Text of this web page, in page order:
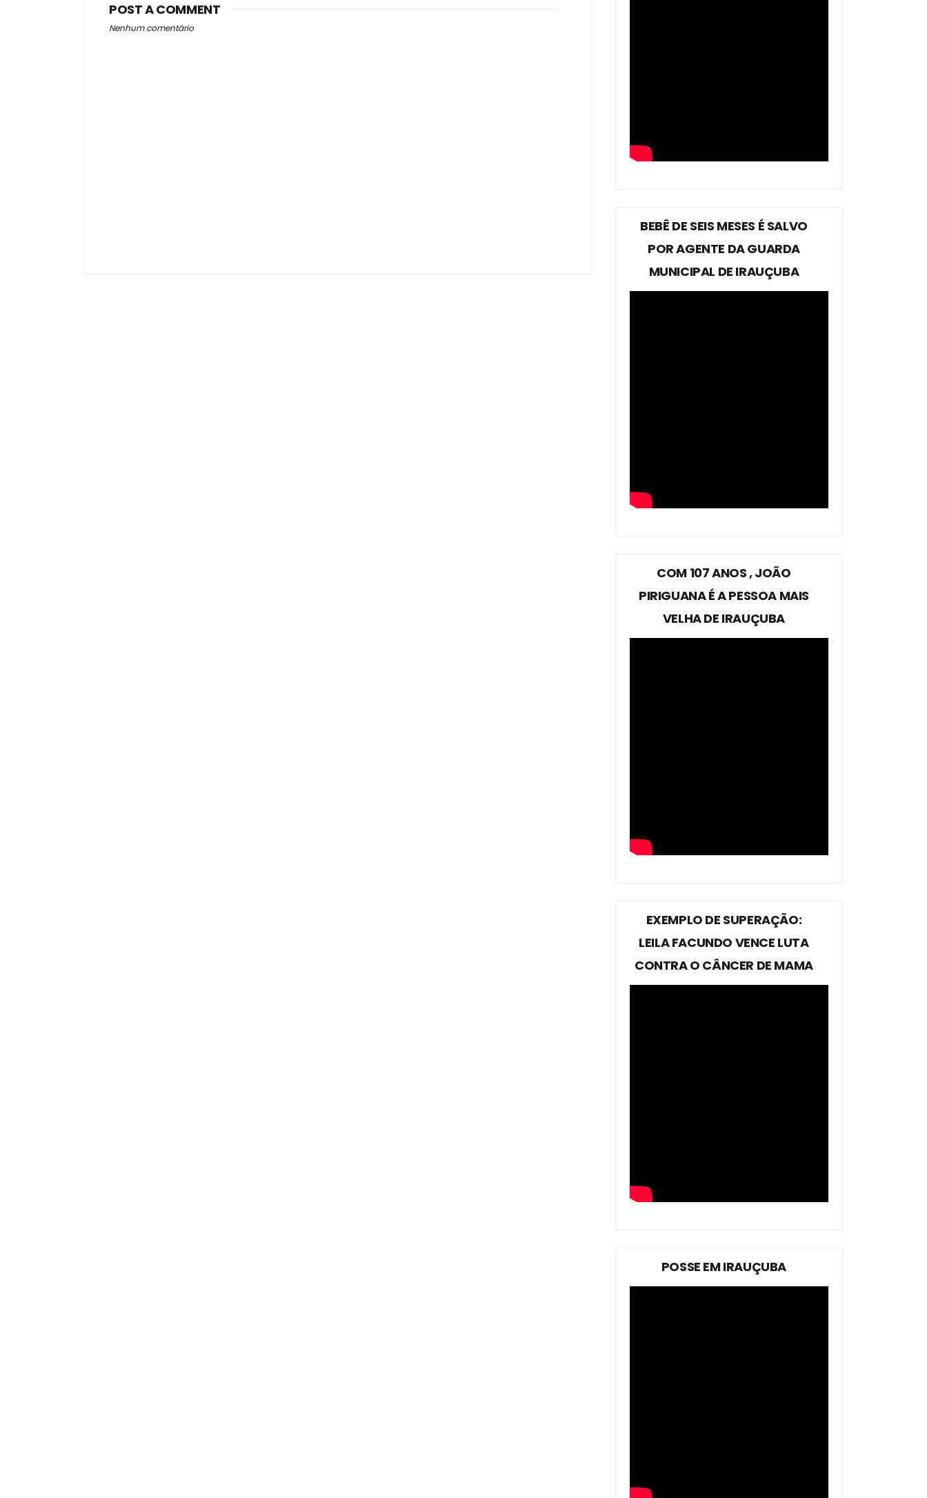
POST A COMMENT
Nenhum comentário
BEBÊ DE SEIS MESES É SALVO
POR AGENTE DA GUARDA
MUNICIPAL DE IRAUÇUBA
COM 107 ANOS , JOÃO
PIRIGUANA É A PESSOA MAIS
VELHA DE IRAUÇUBA
EXEMPLO DE SUPERAÇÃO:
LEILA FACUNDO VENCE LUTA
CONTRA O CÂNCER DE MAMA
POSSE EM IRAUÇUBA